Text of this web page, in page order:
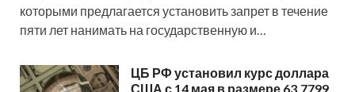
которыми предлагается установить запрет в течение
пяти лет нанимать на государственную и…
ЦБ РФ установил курс доллара
США с 14 мая в размере 63,7799